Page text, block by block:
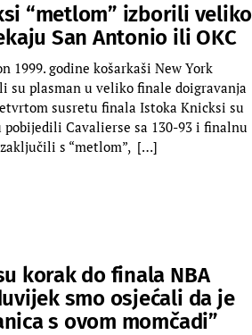
“metlom” izborili veliko
San Antonio ili OKC
1999. godine košarkaši New York
su plasman u veliko finale doigravanja
susretu finala Istoka Knicksi su
pobijedili Cavalierse sa 130-93 i finalnu
s “metlom”, […]
korak do finala NBA
smo osjećali da je
s ovom momčadi”